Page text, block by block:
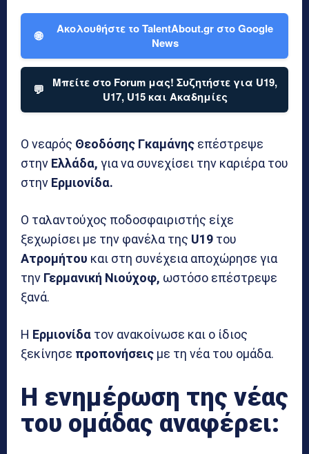
🌐
Ακολουθήστε το TalentAbout.gr στο Google
News
💬
Μπείτε στο Forum μας! Συζητήστε για U19,
U17, U15 και Ακαδημίες
Ο νεαρός Θεοδόσης Γκαμάνης επέστρεψε
στην Ελλάδα, για να συνεχίσει την καριέρα του
στην Ερμιονίδα.
Ο ταλαντούχος ποδοσφαιριστής είχε
ξεχωρίσει με την φανέλα της U19 του
Ατρομήτου και στη συνέχεια αποχώρησε για
την Γερμανική Νιούχοφ, ωστόσο επέστρεψε
ξανά.
Η Ερμιονίδα τον ανακοίνωσε και ο ίδιος
ξεκίνησε προπονήσεις με τη νέα του ομάδα.
Η ενημέρωση της νέας
του ομάδας αναφέρει: